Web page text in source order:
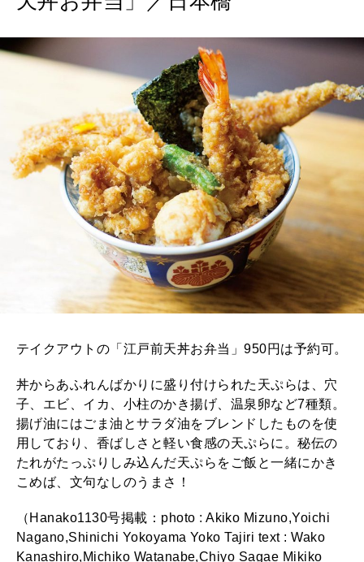
テイクアウトの「江戸前天丼お弁当」950円は予約可。
丼からあふれんばかりに盛り付けられた天ぷらは、穴
子、エビ、イカ、小柱のかき揚げ、温泉卵など7種類。
揚げ油にはごま油とサラダ油をブレンドしたものを使
用しており、香ばしさと軽い食感の天ぷらに。秘伝の
たれがたっぷりしみ込んだ天ぷらをご飯と一緒にかき
こめば、文句なしのうまさ！
（Hanako1130号掲載：photo : Akiko Mizuno,Yoichi
Nagano,Shinichi Yokoyama Yoko Tajiri text : Wako
Kanashiro,Michiko Watanabe,Chiyo Sagae Mikiko